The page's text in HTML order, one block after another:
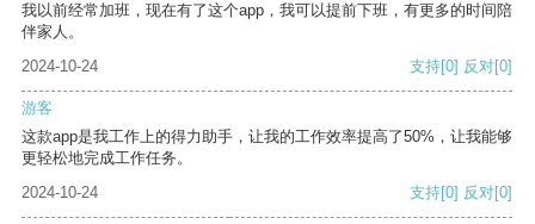
我以前经常加班，现在有了这个app，我可以提前下班，有更多的时间陪
伴家人。
2024-10-24
支持[0] 反对[0]
游客
这款app是我工作上的得力助手，让我的工作效率提高了50%，让我能够
更轻松地完成工作任务。
2024-10-24
支持[0] 反对[0]